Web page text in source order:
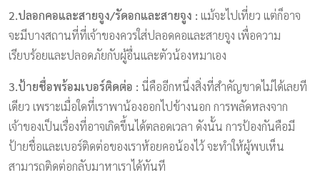
2.ปลอกคอและสายจูง/รัดอกและสายจูง : แม้จะไปเที่ยว แต่ก็อาจ
จะมีบางสถานที่ที่เจ้าของควรใส่ปลอดคอและสายจูง เพื่อความ
เรียบร้อยและปลอดภัยกับผู้อื่นและตัวน้องหมาเอง
3.ป้ายชื่อพร้อมเบอร์ติดต่อ : นี่คืออีกหนึ่งสิ่งที่สำคัญขาดไม่ได้เลยที
เดียว เพราะเมื่อใดที่เราพาน้องออกไปข้างนอก การพลัดหลงจาก
เจ้าของเป็นเรื่องที่อาจเกิดขึ้นได้ตลอดเวลา ดังนั้น การป้องกันคือมี
ป้ายชื่อและเบอร์ติดต่อของเราห้อยคอน้องไว้ จะทำให้ผู้พบเห็น
สามารถติดต่อกลับมาหาเราได้ทันที